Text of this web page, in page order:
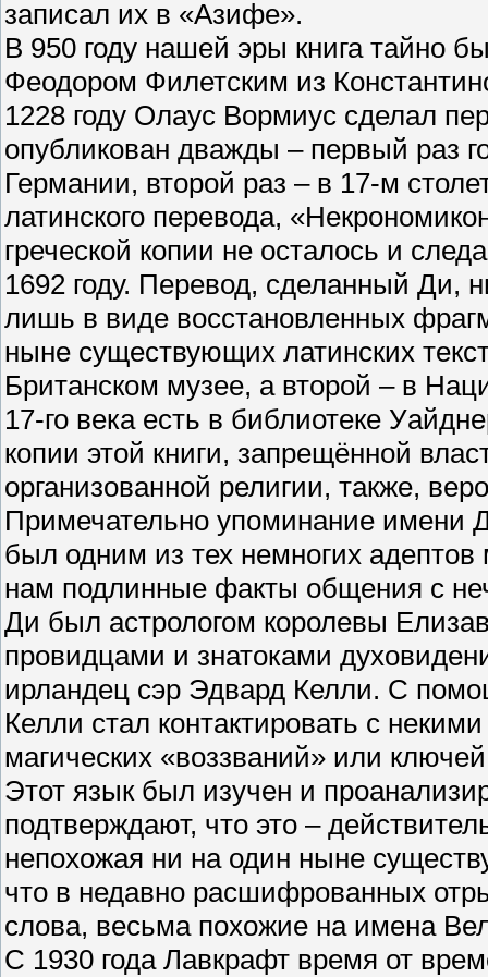
записал их в «Азифе».
В 950 году нашей эры книга тайно
Феодором Филетским из
1228 году Олаус Вормиус сделал
опубликован дважды – первый раз
Германии, второй раз – в 17-м
латинского перевода,
греческой копии не осталось и
1692 году. Перевод, сделанный Ди,
лишь в виде восстановленных
ныне существующих латинских
Британском музее, а второй – в
17-го века есть в библиотеке
копии этой книги, запрещённой
организованной религии, также,
Примечательно упоминание имени
был одним из тех немногих
нам подлинные факты общения с
Ди был астрологом королевы
провидцами и знатоками
ирландец сэр Эдвард Келли. С
Келли стал контактировать с
магических «воззваний» или
Этот язык был изучен и
подтверждают, что это –
непохожая ни на один ныне
что в недавно расшифрованных
слова, весьма похожие на имена
С 1930 года Лавкрафт время от